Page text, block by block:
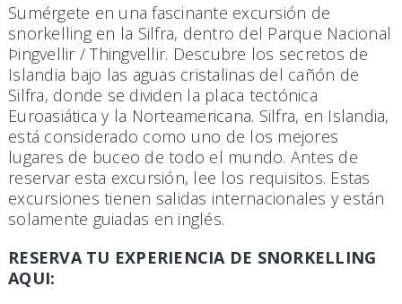
Sumérgete en una fascinante excursión de
snorkelling en la Silfra, dentro del Parque Nacional
Þingvellir / Thingvellir. Descubre los secretos de
Islandia bajo las aguas cristalinas del cañón de
Silfra, donde se dividen la placa tectónica
Euroasiática y la Norteamericana. Silfra, en Islandia,
está considerado como uno de los mejores
lugares de buceo de todo el mundo. Antes de
reservar esta excursión, lee los requisitos. Estas
excursiones tienen salidas internacionales y están
solamente guiadas en inglés.
RESERVA TU EXPERIENCIA DE SNORKELLING
AQUI: